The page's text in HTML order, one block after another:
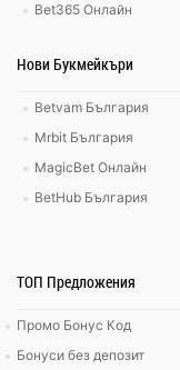
Bet365 Онлайн
Нови Букмейкъри
Betvam България
Mrbit България
MagicBet Онлайн
BetHub България
ТОП Предложения
Промо Бонус Код
Бонуси без депозит